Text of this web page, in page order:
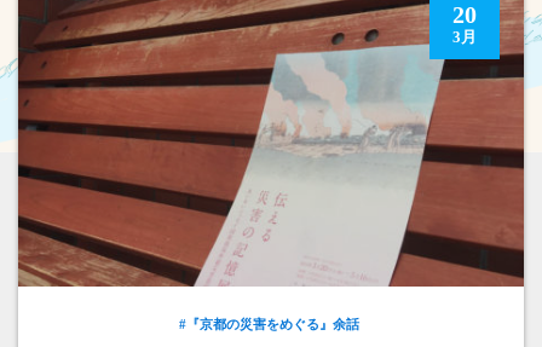
20
3月
#『京都の災害をめぐる』余話